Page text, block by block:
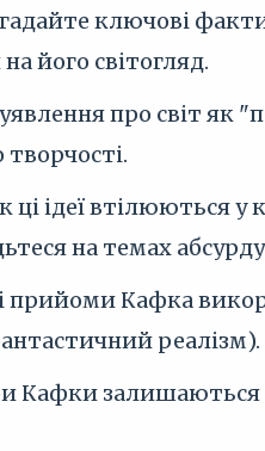
ключові
його світогляд.
про світ як
ці ідеї втілюються
на темах
прийоми Кафка
реалізм).
Кафки